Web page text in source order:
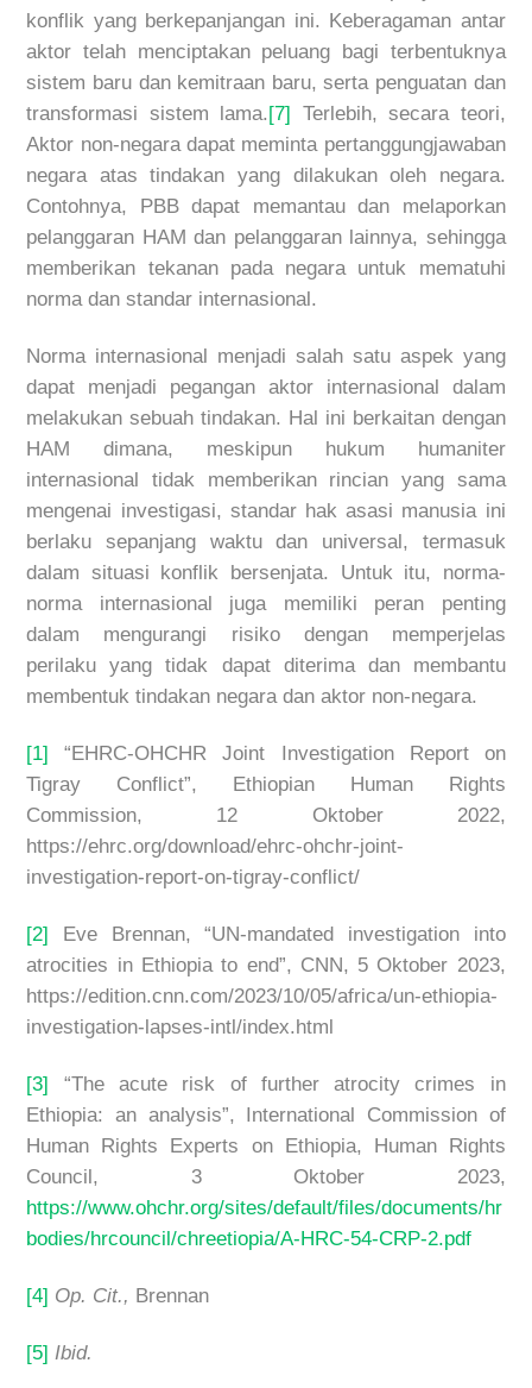
konflik yang berkepanjangan ini. Keberagaman antar
aktor telah menciptakan peluang bagi terbentuknya
sistem baru dan kemitraan baru, serta penguatan dan
transformasi sistem lama.[7] Terlebih, secara teori,
Aktor non-negara dapat meminta pertanggungjawaban
negara atas tindakan yang dilakukan oleh negara.
Contohnya, PBB dapat memantau dan melaporkan
pelanggaran HAM dan pelanggaran lainnya, sehingga
memberikan tekanan pada negara untuk mematuhi
norma dan standar internasional.
Norma internasional menjadi salah satu aspek yang
dapat menjadi pegangan aktor internasional dalam
melakukan sebuah tindakan. Hal ini berkaitan dengan
HAM dimana, meskipun hukum humaniter
internasional tidak memberikan rincian yang sama
mengenai investigasi, standar hak asasi manusia ini
berlaku sepanjang waktu dan universal, termasuk
dalam situasi konflik bersenjata. Untuk itu, norma-
norma internasional juga memiliki peran penting
dalam mengurangi risiko dengan memperjelas
perilaku yang tidak dapat diterima dan membantu
membentuk tindakan negara dan aktor non-negara.
[1] “EHRC-OHCHR Joint Investigation Report on
Tigray Conflict”, Ethiopian Human Rights
Commission, 12 Oktober 2022,
https://ehrc.org/download/ehrc-ohchr-joint-
investigation-report-on-tigray-conflict/
[2] Eve Brennan, “UN-mandated investigation into
atrocities in Ethiopia to end”, CNN, 5 Oktober 2023,
https://edition.cnn.com/2023/10/05/africa/un-ethiopia-
investigation-lapses-intl/index.html
[3] “The acute risk of further atrocity crimes in
Ethiopia: an analysis”, International Commission of
Human Rights Experts on Ethiopia, Human Rights
Council, 3 Oktober 2023,
https://www.ohchr.org/sites/default/files/documents/hr
bodies/hrcouncil/chreetiopia/A-HRC-54-CRP-2.pdf
[4] Op. Cit., Brennan
[5] Ibid.